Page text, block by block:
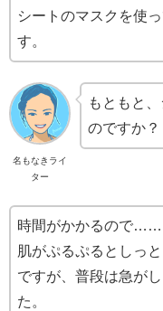
シートのマスクを使
す。
名もなきライ
ター
もともと
のですか？
時間がかかるので……
肌がぷるぷるとしっ
ですが、普段は急が
た。